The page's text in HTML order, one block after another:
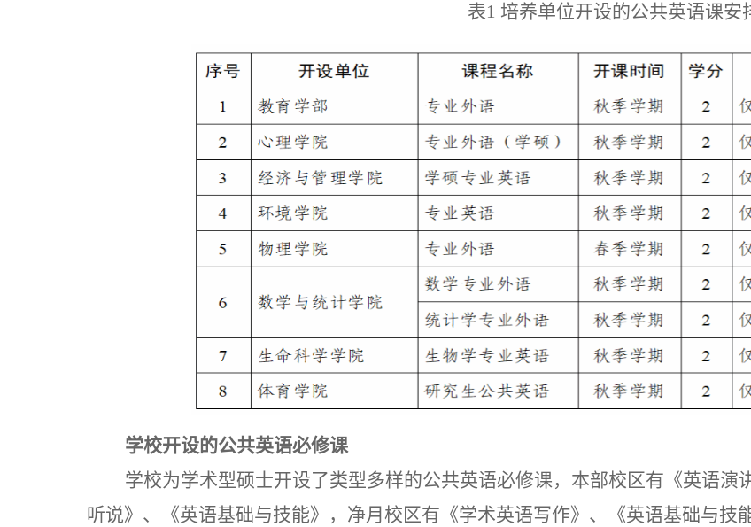
表1 培养单位开设的公共英语课安
学校开设的公共英语必修课
学校为学术型硕士开设了类型多样的公共英语必修课，本部校区有《英语
听说》、《英语基础与技能》，净月校区有《学术英语写作》、《英语基础与技